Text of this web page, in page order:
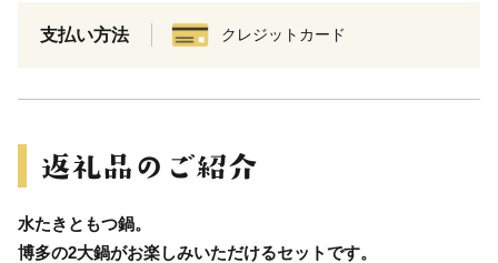
支払い方法 クレジットカード
水たきともつ鍋。
博多の2大鍋がお楽しみいただけるセットです。